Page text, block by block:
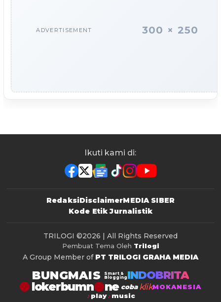
ADVERTISEMENT 300 × 250
Ikuti kami di:
RedaksiDisclaimerMEDIA SIBER
Kode Etik Jurnalistik
TRILOGI ©2026 | All Rights Reserved
Pembuat Tema Oleh Trilogi
A Group Member of PT TRILOGI GRAHA MEDIA
BUNGMAIS
Smart &
Blogging INDOBRITA
lokerbumn coba klikMOKANESIA
play
music